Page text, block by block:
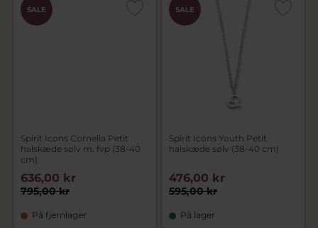
SALE
Spirit Icons Cornelia Petit
halskæde sølv m. fvp (38-40
cm)
795,00 kr
636,00 kr
På fjernlager
SALE
Spirit Icons Youth Petit
halskæde sølv (38-40 cm)
595,00 kr
476,00 kr
På lager